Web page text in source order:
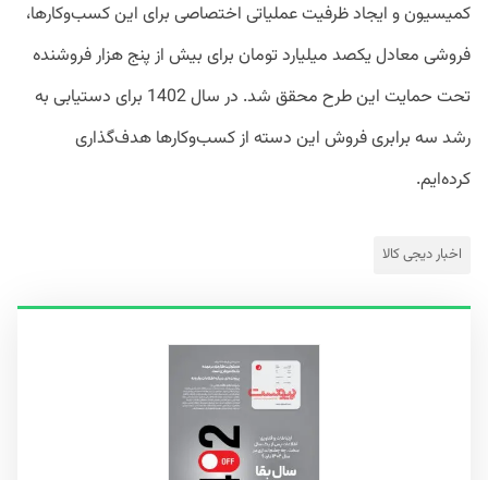
کمیسیون و ایجاد ظرفیت عملیاتی اختصاصی برای این کسب‌وکارها،
فروشی معادل یکصد میلیارد تومان برای بیش از پنج هزار فروشنده
تحت حمایت این طرح محقق شد. در سال 1402 برای دستیابی به
رشد سه برابری فروش این دسته از کسب‌وکارها هدف‌گذاری
کرده‌ایم.
اخبار دیجی کالا